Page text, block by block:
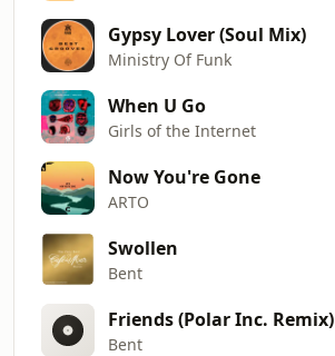
Gypsy Lover (Soul Mix)
Ministry Of Funk
When U Go
Girls of the Internet
Now You're Gone
ARTO
Swollen
Bent
Friends (Polar Inc. Remix)
Bent